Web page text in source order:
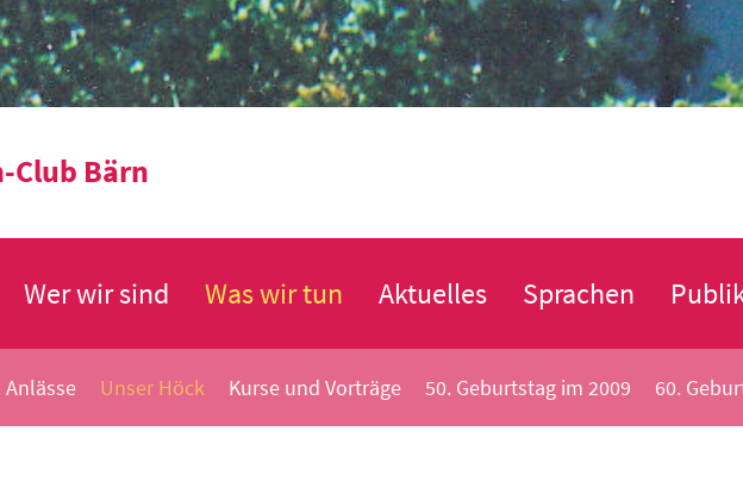
Club Bärn
Wer wir sind Was wir tun Aktuelles Sprachen
Anlässe Unser Höck Kurse und Vorträge 50. Geburtstag im 2009 60.